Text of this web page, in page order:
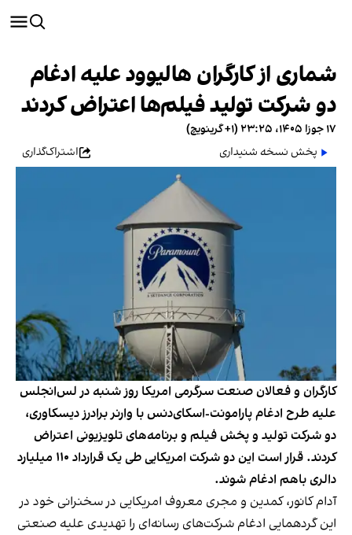
شماری از کارگران هالیوود علیه ادغام
دو شرکت تولید فیلم‌ها اعتراض کردند
۱۷ جوزا ۱۴۰۵، ۲۳:۲۵ (‎+۱ گرینویچ)
پخش نسخه شنیداری
اشتراک‌گذاری
کارگران و فعالان صنعت سرگرمی امریکا روز شنبه در لس‌انجلس
علیه طرح ادغام پارامونت-اسکای‌دنس با وارنر برادرز دیسکاوری،
دو شرکت تولید و پخش فیلم و برنامه‌های تلویزیونی اعتراض
کردند. قرار است این دو شرکت امریکایی طی یک قرارداد ۱۱۰ میلیارد
دالری باهم ادغام شوند.
آدام کانور، کمدین و مجری معروف امریکایی در سخنرانی خود در
این گردهمایی ادغام شرکت‌های رسانه‌ای را تهدیدی علیه صنعتی